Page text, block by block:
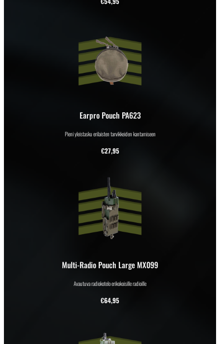
Earpro Pouch PA623
Pieni yleistasku erilaisten tarvikkeiden kantamiseen
€27,95
Multi-Radio Pouch Large MX099
Avautuva radiokotelo erikokoisille radioille
€64,95